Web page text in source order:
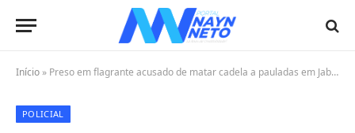
Início » Preso em flagrante acusado de matar cadela a pauladas em Jaboatão
POLICIAL